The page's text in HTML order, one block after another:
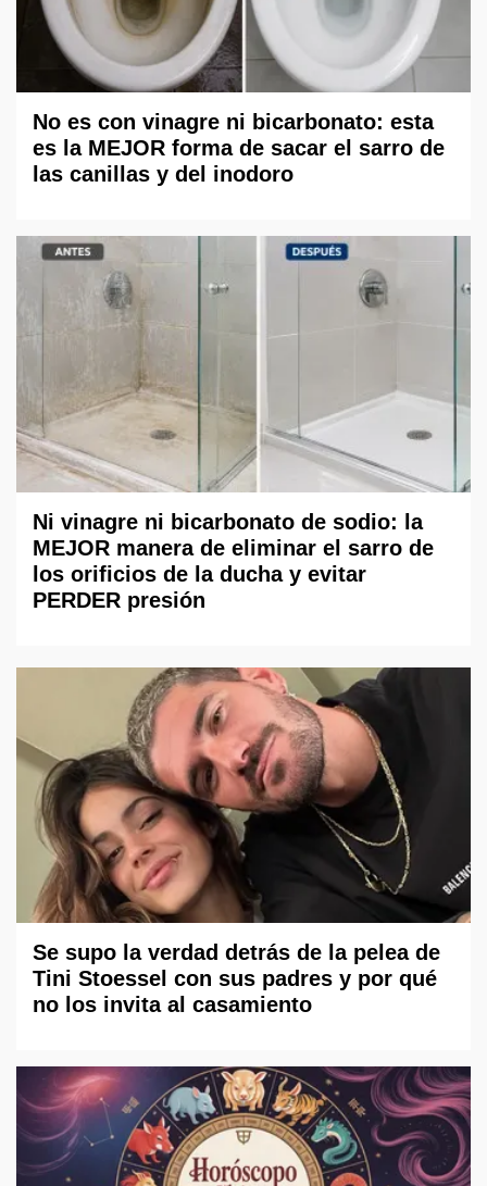
No es con vinagre ni bicarbonato: esta
es la MEJOR forma de sacar el sarro de
las canillas y del inodoro
Ni vinagre ni bicarbonato de sodio: la
MEJOR manera de eliminar el sarro de
los orificios de la ducha y evitar
PERDER presión
Se supo la verdad detrás de la pelea de
Tini Stoessel con sus padres y por qué
no los invita al casamiento